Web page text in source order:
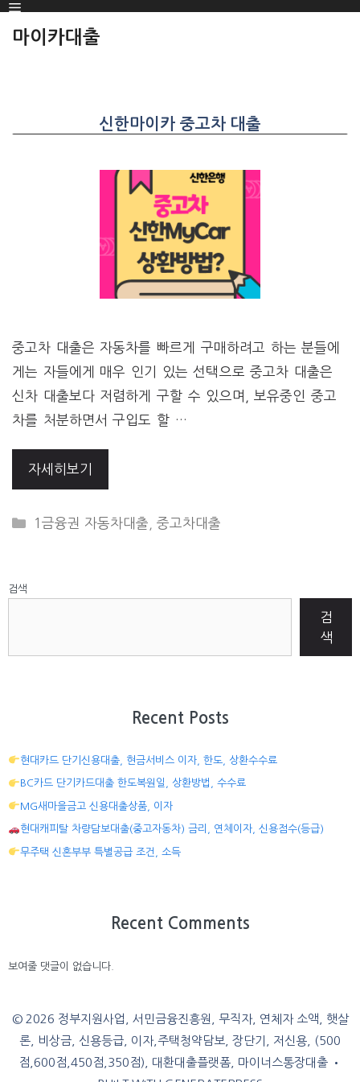
SKIP
TO
Menu
마이카대출
신한마이카 중고차 대출
중고차 대출은 자동차를 빠르게 구매하려고 하는 분들에
게는 자들에게 매우 인기 있는 선택으로 중고차 대출은
신차 대출보다 저렴하게 구할 수 있으며, 보유중인 중고
차를 처분하면서 구입도 할 …
자세히보기
CATEGORIES
1금융권 자동차대출 ,중고차대출
검색
검
색
Recent Posts
현대카드 단기신용대출, 현금서비스 이자, 한도, 상환수수료
BC카드 단기카드대출 한도복원일, 상환방법, 수수료
MG새마을금고 신용대출상품, 이자
현대캐피탈 차량담보대출(중고자동차) 금리, 연체이자, 신용점수(등급)
무주택 신혼부부 특별공급 조건, 소득
Recent Comments
보여줄 댓글이 없습니다.
© 2026 정부지원사업, 서민금융진흥원, 무직자, 연체자 소액, 햇살
론, 비상금, 신용등급, 이자,주택청약담보, 장단기, 저신용, (500
점,600점,450점,350점), 대환대출플랫폼, 마이너스통장대출 •